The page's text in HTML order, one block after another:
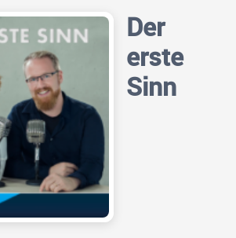
Der
erste
Sinn